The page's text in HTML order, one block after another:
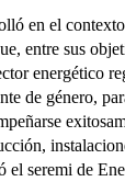
en el
entre sus
energético
de género,
el seremi de